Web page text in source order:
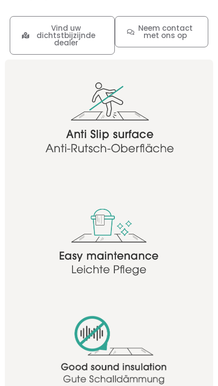
Neem contact
met ons op
Vind uw
dichtstbijzijnde
dealer